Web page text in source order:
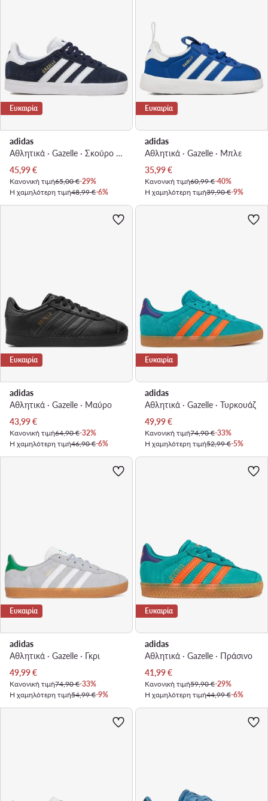
Ευκαιρία
adidas
Αθλητικά · Gazelle · Σκούρο μπλε
Τρέχουσα τιμή
45,99€
Κανονική τιμή65,00 €-29%
Η χαμηλότερη τιμή48,99 €-6%
Ευκαιρία
adidas
Αθλητικά · Gazelle · Μπλε
Τρέχουσα τιμή
35,99€
Κανονική τιμή60,99 €-40%
Η χαμηλότερη τιμή39,90 €-9%
Ευκαιρία
adidas
Αθλητικά · Gazelle · Μαύρο
Τρέχουσα τιμή
43,99€
Κανονική τιμή64,90 €-32%
Η χαμηλότερη τιμή46,90 €-6%
Ευκαιρία
adidas
Αθλητικά · Gazelle · Τυρκουάζ
Τρέχουσα τιμή
49,99€
Κανονική τιμή74,90 €-33%
Η χαμηλότερη τιμή52,99 €-5%
Ευκαιρία
adidas
Αθλητικά · Gazelle · Γκρι
Τρέχουσα τιμή
49,99€
Κανονική τιμή74,90 €-33%
Η χαμηλότερη τιμή54,99 €-9%
Ευκαιρία
adidas
Αθλητικά · Gazelle · Πράσινο
Τρέχουσα τιμή
41,99€
Κανονική τιμή59,90 €-29%
Η χαμηλότερη τιμή44,99 €-6%